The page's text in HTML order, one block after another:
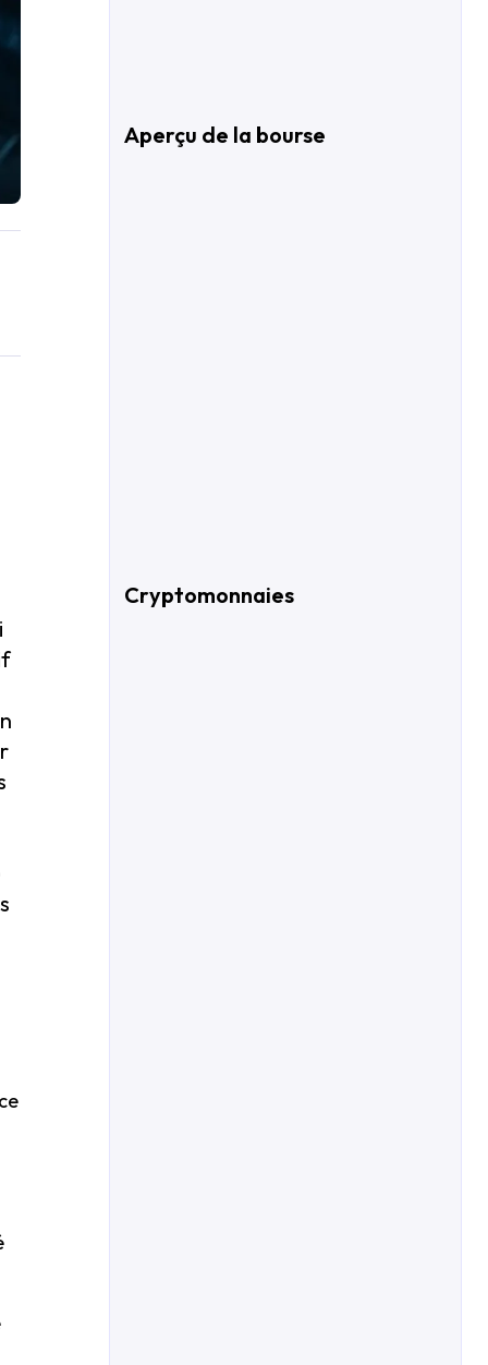
Aperçu de la bourse
Cryptomonnaies